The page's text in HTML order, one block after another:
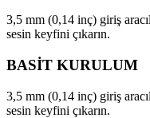
3,5 mm (0,14 inç) giriş
sesin keyfini çıkarın.
BASİT KURULUM
3,5 mm (0,14 inç) giriş
sesin keyfini çıkarın.